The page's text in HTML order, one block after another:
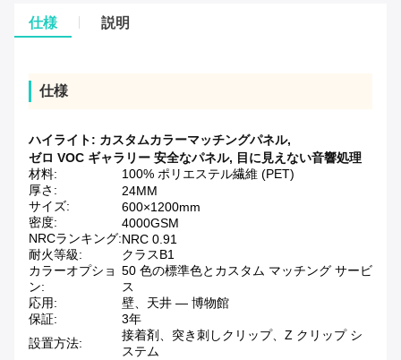
仕様 説明
仕様
ハイライト: カスタムカラーマッチングパネル,
ゼロ VOC ギャラリー 安全なパネル, 目に見えない音響処理
材料:
100% ポリエステル繊維 (PET)
厚さ:
24MM
サイズ:
600×1200mm
密度:
4000GSM
NRCランキング:NRC 0.91
耐火等級:
クラスB1
カラーオプショ
ン:
50 色の標準色とカスタム マッチング サービ
ス
応用:
壁、天井 — 博物館
保証:
3年
設置方法:
接着剤、突き刺しクリップ、Z クリップ シ
ステム